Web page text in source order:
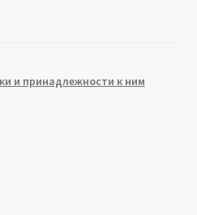
и принадлежности к ним